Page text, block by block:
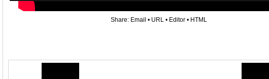
Share: Email • URL • Editor • HTML